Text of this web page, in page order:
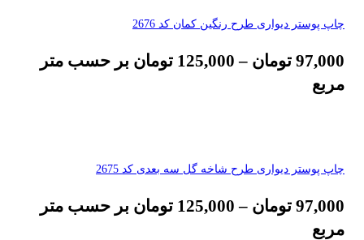
چاپ پوستر دیواری طرح رنگین کمان کد 2676
97,000 تومان –
125,000 تومان بر حسب متر
مربع
چاپ پوستر دیواری طرح شاخه گل سه بعدی کد 2675
97,000 تومان –
125,000 تومان بر حسب متر
مربع